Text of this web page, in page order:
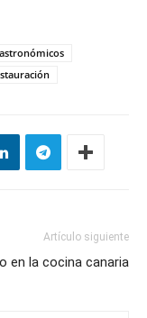
Artículo siguiente
en la cocina canaria